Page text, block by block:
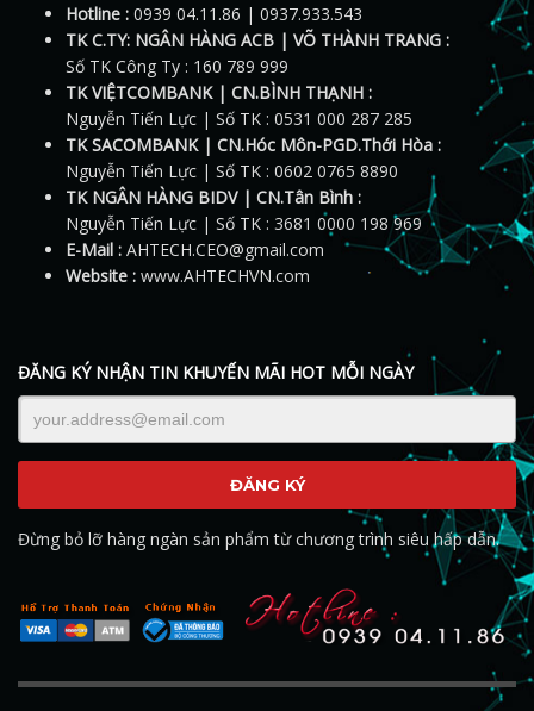
Hotline : 0939 04.11.86 | 0937.933.543
TK C.TY: NGÂN HÀNG ACB | VÕ THÀNH TRANG :
Số TK Công Ty : 160 789 999
TK VIỆTCOMBANK | CN.BÌNH THẠNH :
Nguyễn Tiến Lực | Số TK : 0531 000 287 285
TK SACOMBANK | CN.Hóc Môn-PGD.Thới Hòa :
Nguyễn Tiến Lực | Số TK : 0602 0765 8890
TK NGÂN HÀNG BIDV | CN.Tân Bình :
Nguyễn Tiến Lực | Số TK : 3681 0000 198 969
E-Mail : AHTECH.CEO@gmail.com
Website : www.AHTECHVN.com
ĐĂNG KÝ NHẬN TIN KHUYẾN MÃI HOT MỖI NGÀY
Đừng bỏ lỡ hàng ngàn sản phẩm từ chương trình siêu hấp dẫn.